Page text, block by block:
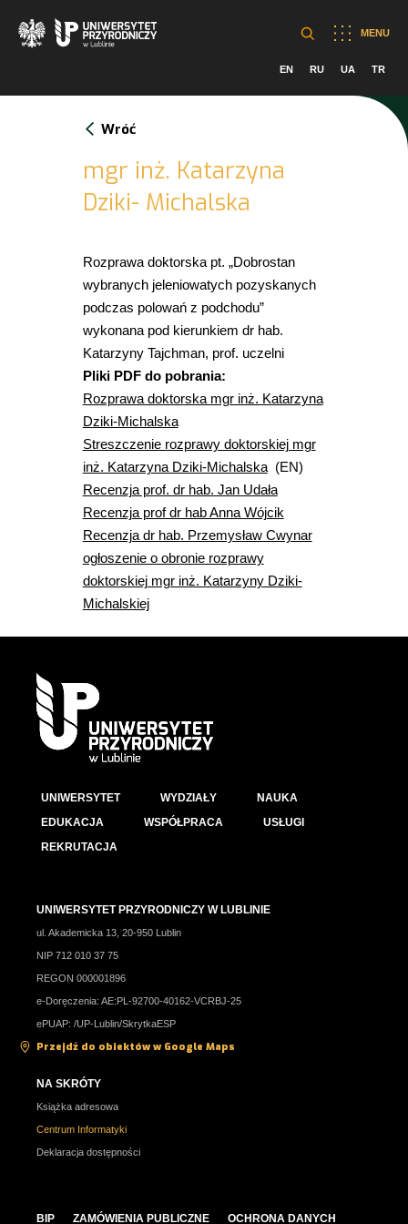
MENU
EN RU UA TR
Wróć
mgr inż. Katarzyna
Dziki- Michalska
Rozprawa doktorska pt. „Dobrostan
wybranych jeleniowatych pozyskanych
podczas polowań z podchodu”
wykonana pod kierunkiem dr hab.
Katarzyny Tajchman, prof. uczelni
Pliki PDF do pobrania:
Rozprawa doktorska mgr inż. Katarzyna
Dziki-Michalska
Streszczenie rozprawy doktorskiej mgr
inż. Katarzyna Dziki-Michalska(EN)
Recenzja prof. dr hab. Jan Udała
Recenzja prof dr hab Anna Wójcik
Recenzja dr hab. Przemysław Cwynar
ogłoszenie o obronie rozprawy
doktorskiej mgr inż. Katarzyny Dziki-
Michalskiej
UNIWERSYTET WYDZIAŁY
NAUKA
EDUKACJA
WSPÓŁPRACA
USŁUGI
REKRUTACJA
UNIWERSYTET PRZYRODNICZY W LUBLINIE
ul. Akademicka 13, 20-950 Lublin
NIP 712 010 37 75
REGON 000001896
e-Doręczenia: AE:PL-92700-40162-VCRBJ-25
ePUAP: /UP-Lublin/SkrytkaESP
Przejdź do obiektów w Google Maps
NA SKRÓTY
Książka adresowa
Centrum Informatyki
Deklaracja dostępności
BIP ZAMÓWIENIA PUBLICZNE OCHRONA DANYCH